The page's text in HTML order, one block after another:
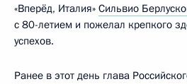
«Вперёд, Италия» Сильвио
с 80-летием и пожелал крепкого
успехов.
Ранее в этот день глава